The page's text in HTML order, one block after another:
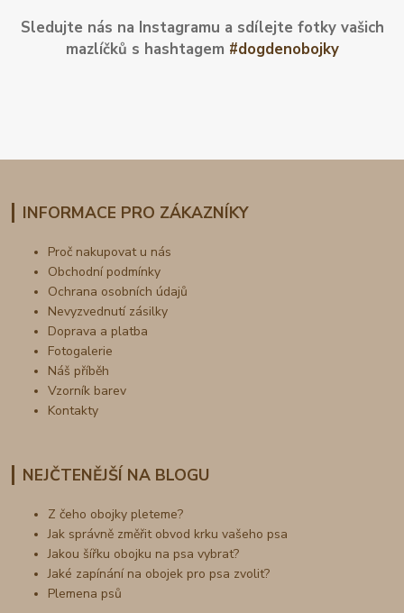
Sledujte nás na Instagramu a sdílejte fotky vašich
mazlíčků s hashtagem #dogdenobojky
INFORMACE PRO ZÁKAZNÍKY
Proč nakupovat u nás
Obchodní podmínky
Ochrana osobních údajů
Nevyzvednutí zásilky
Doprava a platba
Fotogalerie
Náš příběh
Vzorník barev
Kontakty
NEJČTENĚJŠÍ NA BLOGU
Z čeho obojky pleteme?
Jak správně změřit obvod krku vašeho psa
Jakou šířku obojku na psa vybrat?
Jaké zapínání na obojek pro psa zvolit?
Plemena psů